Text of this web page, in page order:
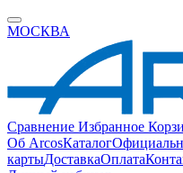
МОСКВА
Сравнение Избранное
Об ArcosКаталог
картыДоставкаОплата